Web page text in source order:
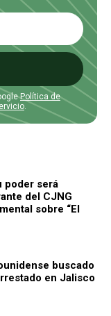
Política de
.
poder será
del CJNG
sobre “El
buscado
en Jalisco